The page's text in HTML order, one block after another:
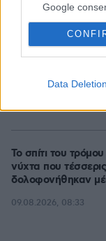
Google
Data Deletion
Χούθι, το «άλυτο
Μέσης Ανατολής:
δεν ήταν αρκετά
Το σπίτι του
νύχτα που
δολοφονήθηκαν
09.08.2026, 08:33